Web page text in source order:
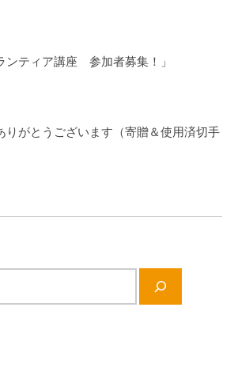
ンティア講座 参加者募集！」
りがとうございます（寄贈＆使用済切手